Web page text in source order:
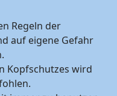
Regeln der
auf eigene Gefahr
Kopfschutzes wird